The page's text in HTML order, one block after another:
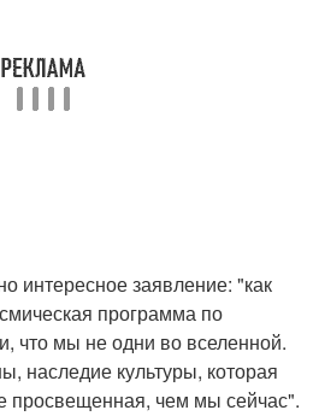
интересное заявление: "как
программа по
что мы не одни во вселенной.
наследие культуры, которая
просвещенная, чем мы сейчас".